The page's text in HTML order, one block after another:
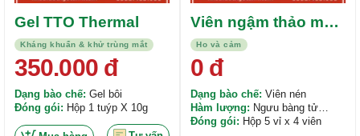
Kháng khuẩn & khử trùng mắt
Gel TTO Thermal
350.000đ
Dạng bào chế: Gel bôi
Đóng gói: Hộp 1 tuýp X 10g
Ho và cảm
Viên ngậm thảo mộc
Zalocol
0 đ
Dạng bào chế: Viên nén
Hàm lượng: Ngưu bàng tử
150mg; Cát cánh 120mg; Xạ can
Đóng gói: Hộp 5 vỉ x 4 viên